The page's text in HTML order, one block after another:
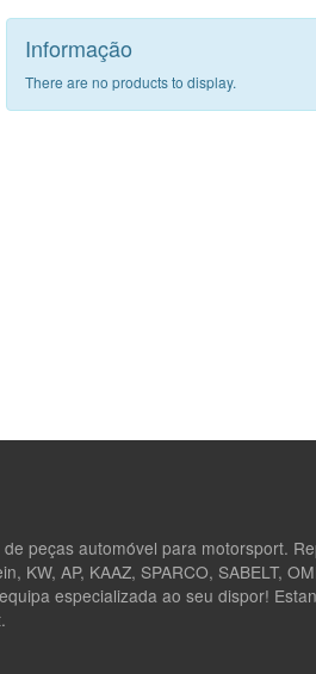
Informação
There are no products to display.
peças automóvel para motorsport.
KW, AP, KAAZ, SPARCO, SABELT,
especializada ao seu dispor!